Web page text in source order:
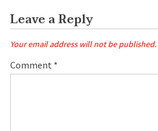
Leave a Reply
Your email address will not be published.
Comment *